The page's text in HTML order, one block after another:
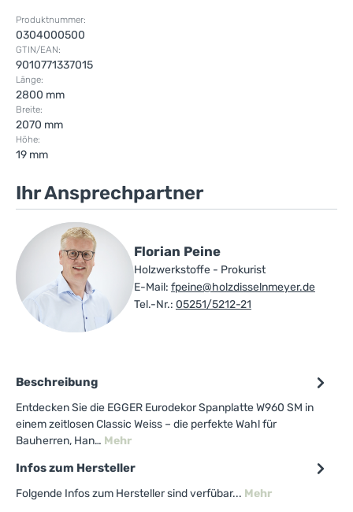
Produktnummer:
0304000500
GTIN/EAN:
9010771337015
Länge:
2800 mm
Breite:
2070 mm
Höhe:
19 mm
Ihr Ansprechpartner
Florian Peine
Holzwerkstoffe - Prokurist
E-Mail: fpeine@holzdisselnmeyer.de
Tel.-Nr.: 05251/5212-21
Beschreibung
Entdecken Sie die EGGER Eurodekor Spanplatte W960 SM in
einem zeitlosen Classic Weiss – die perfekte Wahl für
Bauherren, Han… Mehr
Infos zum Hersteller
Folgende Infos zum Hersteller sind verfübar... Mehr